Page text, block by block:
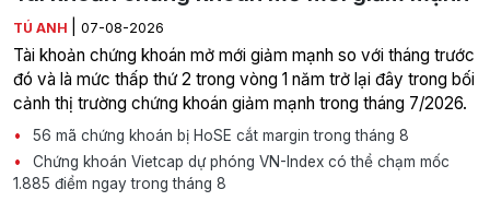
TÚ ANH 07-08-2026
Tài khoản chứng khoán mở mới giảm mạnh so với tháng trước
đó và là mức thấp thứ 2 trong vòng 1 năm trở lại đây trong bối
cảnh thị trường chứng khoán giảm mạnh trong tháng 7/2026.
56 mã chứng khoán bị HoSE cắt margin trong tháng 8
Chứng khoán Vietcap dự phóng VN-Index có thể chạm mốc
1.885 điểm ngay trong tháng 8